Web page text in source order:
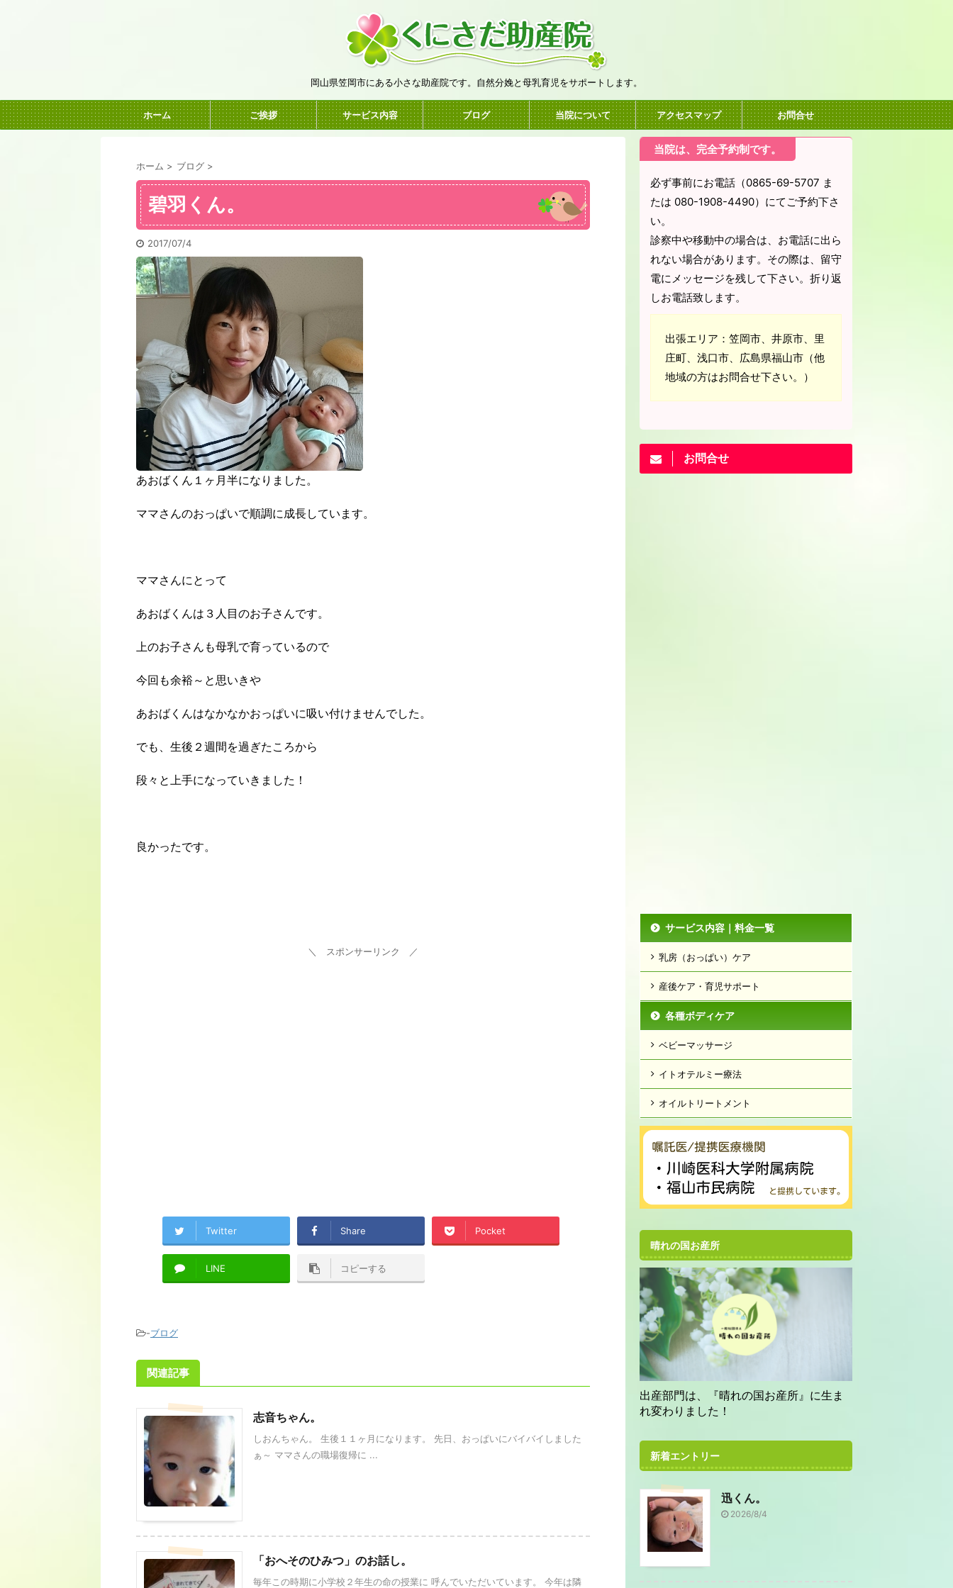
岡山県笠岡市にある小さな助産院です。自然分娩と母乳育児をサポートします。
ホーム ご挨拶 サービス内容 ブログ 当院について アクセスマップ お問合せ
ホーム > ブログ >
碧羽くん。
2017/07/4
あおばくん１ヶ月半になりました。
ママさんのおっぱいで順調に成長しています。
ママさんにとって
あおばくんは３人目のお子さんです。
上のお子さんも母乳で育っているので
今回も余裕～と思いきや
あおばくんはなかなかおっぱいに吸い付けませんでした。
でも、生後２週間を過ぎたころから
段々と上手になっていきました！
良かったです。
＼ スポンサーリンク ／
Twitter Share Pocket
LINE コピーする
-ブログ
関連記事
志音ちゃん。
しおんちゃん。 生後１１ヶ月になります。 先日、おっぱいにバイバイしました
ぁ～ ママさんの職場復帰に ...
「おへそのひみつ」のお話し。
毎年この時期に小学校２年生の命の授業に 呼んでいただいています。 今年は隣
当院は、完全予約制です。
必ず事前にお電話（0865-69-5707 ま
たは 080-1908-4490）にてご予約下さ
い。
診察中や移動中の場合は、お電話に出ら
れない場合があります。その際は、留守
電にメッセージを残して下さい。折り返
しお電話致します。
出張エリア：笠岡市、井原市、里
庄町、浅口市、広島県福山市（他
地域の方はお問合せ下さい。）
お問合せ
サービス内容｜料金一覧
乳房（おっぱい）ケア
産後ケア・育児サポート
各種ボディケア
ベビーマッサージ
イトオテルミー療法
オイルトリートメント
晴れの国お産所
出産部門は、『晴れの国お産所』に生ま
れ変わりました！
新着エントリー
迅くん。
2026/8/4